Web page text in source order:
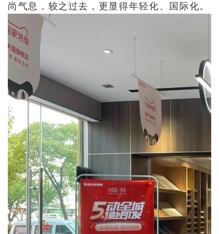
尚气息，较之过去，更显得年轻化、国际化。